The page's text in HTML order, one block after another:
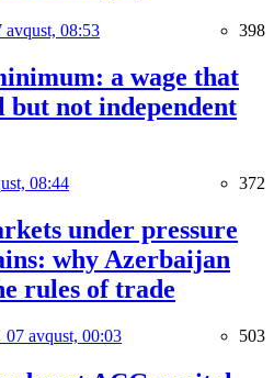
avqust, 08:53 398
a wage that
but not independent
08:44 372
under pressure
why Azerbaijan
rules of trade
07 avqust, 00:03 503